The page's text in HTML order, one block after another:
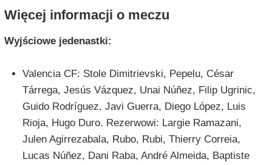
Więcej informacji o meczu
Wyjściowe jedenastki:
Valencia CF: Stole Dimitrievski, Pepelu, César
Tárrega, Jesús Vázquez, Unai Núñez, Filip Ugrinic,
Guido Rodríguez, Javi Guerra, Diego López, Luis
Rioja, Hugo Duro. Rezerwowi: Largie Ramazani,
Julen Agirrezabala, Rubo, Rubi, Thierry Correia,
Lucas Núñez, Dani Raba, André Almeida, Baptiste